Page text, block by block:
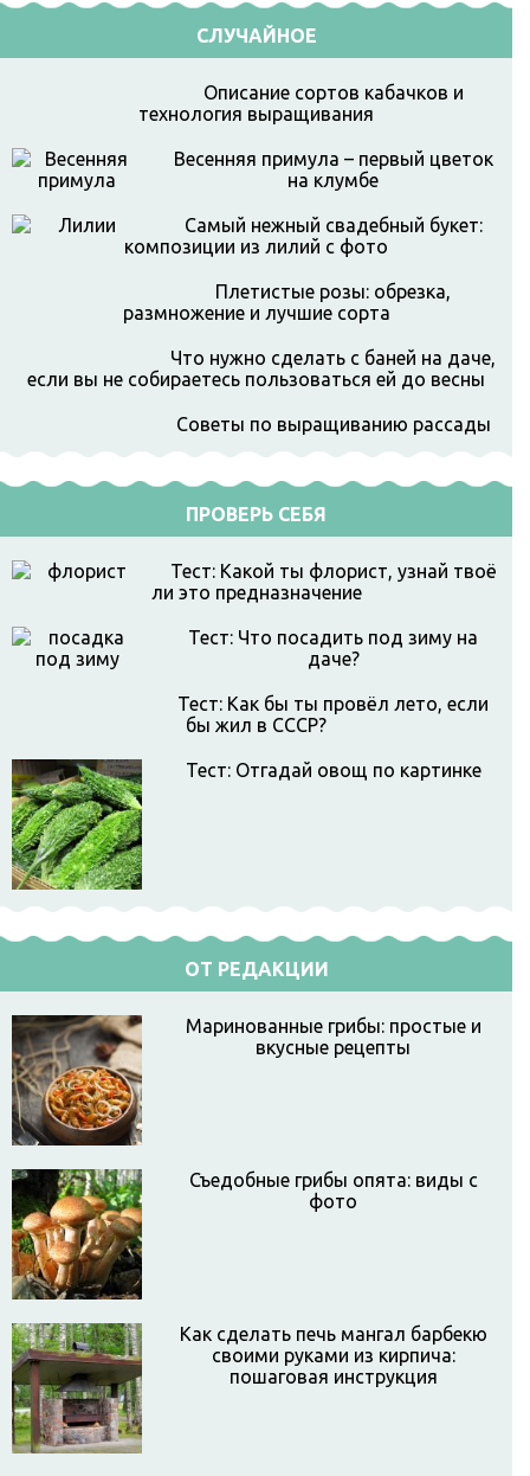
СЛУЧАЙНОЕ
Описание сортов кабачков и
технология выращивания
Весенняя примула – первый цветок
на клумбе
Самый нежный свадебный букет:
композиции из лилий с фото
Плетистые розы: обрезка,
размножение и лучшие сорта
Что нужно сделать с баней на даче,
если вы не собираетесь пользоваться ей до весны
Советы по выращиванию рассады
ПРОВЕРЬ СЕБЯ
Тест: Какой ты флорист, узнай твоё
ли это предназначение
Тест: Что посадить под зиму на
даче?
Тест: Как бы ты провёл лето, если
бы жил в СССР?
Тест: Отгадай овощ по картинке
ОТ РЕДАКЦИИ
Маринованные грибы: простые и
вкусные рецепты
Съедобные грибы опята: виды с
фото
Как сделать печь мангал барбекю
своими руками из кирпича:
пошаговая инструкция